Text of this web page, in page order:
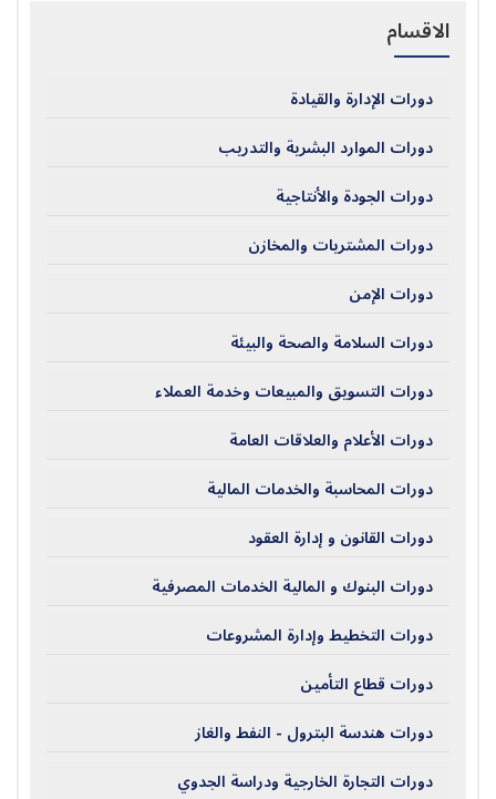
الاقسام
دورات الإدارة والقيادة
دورات الموارد البشرية والتدريب
دورات الجودة والأنتاجية
دورات المشتريات والمخازن
دورات الإمن
دورات السلامة والصحة والبيئة
دورات التسويق والمبيعات وخدمة العملاء
دورات الأعلام والعلاقات العامة
دورات المحاسبة والخدمات المالية
دورات القانون و إدارة العقود
دورات البنوك و المالية الخدمات المصرفية
دورات التخطيط وإدارة المشروعات
دورات قطاع التأمين
دورات هندسة البترول - النفط والغاز
دورات التجارة الخارجية ودراسة الجدوي